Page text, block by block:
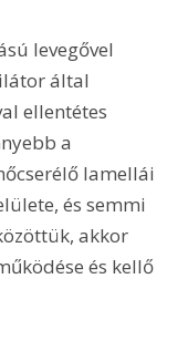
levegővel
által
ellentétes
a
lamellái
és semmi
akkor
és kellő